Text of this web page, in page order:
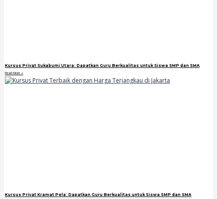
Kursus Privat Sukabumi Utara: Dapatkan Guru Berkualitas untuk Siswa SMP dan SMA
Read More »
Kursus Privat Kramat Pela: Dapatkan Guru Berkualitas untuk Siswa SMP dan SMA